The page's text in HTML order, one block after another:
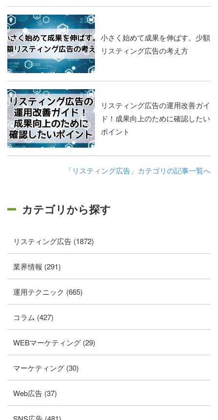
小さく始めて成果を伸ばす。少額
リスティング広告の考え方
リスティング広告の運用改善ガイ
ド！成果向上のために確認したい
ポイント
「リスティング広告」カテゴリの記事一覧へ
カテゴリから探す
リスティング広告 (1872)
業界情報 (291)
運用テクニック (665)
コラム (427)
WEBマーケティング (29)
マーケティング (30)
Web広告 (37)